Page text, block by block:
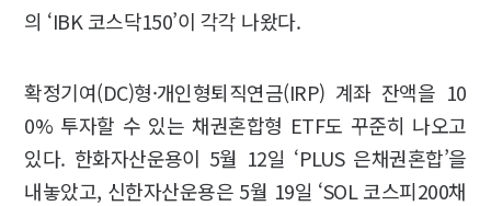
의 ‘IBK 코스닥150’이 각각 나왔다.
확정기여(DC)형·개인형퇴직연금(IRP) 계좌 잔액을 10
0% 투자할 수 있는 채권혼합형 ETF도 꾸준히 나오고
있다. 한화자산운용이 5월 12일 ‘PLUS 은채권혼합’을
내놓았고, 신한자산운용은 5월 19일 ‘SOL 코스피200채